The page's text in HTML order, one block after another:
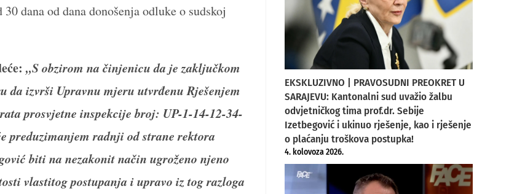
dana od dana donošenja odluke o sudskoj
„S obzirom na činjenicu da je zaključkom
da izvrši Upravnu mjeru utvrđenu Rješenjem
prosvjetne inspekcije broj: UP-1-14-12-34-
preduzimanjem radnji od strane rektora
biti na nezakonit način ugroženo njeno
vlastitog postupanja i upravo iz tog razloga
EKSKLUZIVNO | PRAVOSUDNI PREOKRET U
SARAJEVU: Kantonalni sud uvažio žalbu
odvjetničkog tima prof.dr. Sebije
Izetbegović i ukinuo rješenje, kao i rješenje
o plaćanju troškova postupka!
4. kolovoza 2026.